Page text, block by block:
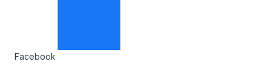
Facebook